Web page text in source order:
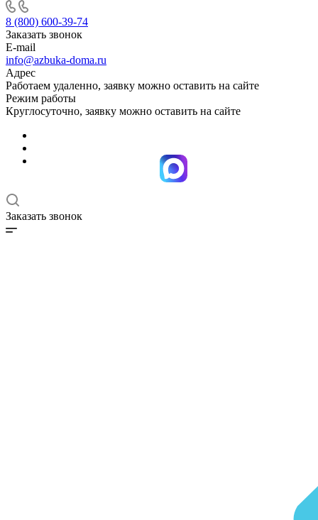
8 (800) 600-39-74
Заказать звонок
E-mail
info@azbuka-doma.ru
Адрес
Работаем удаленно, заявку можно оставить на сайте
Режим работы
Круглосуточно, заявку можно оставить на сайте
Заказать звонок